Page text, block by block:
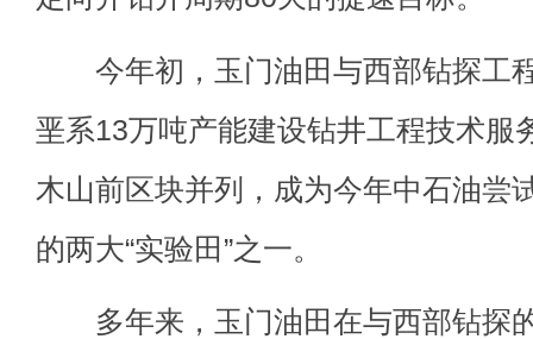
今年初，玉门油田与西部钻探工
垩系13万吨产能建设钻井工程技术服
木山前区块并列，成为今年中石油尝
的两大“实验田”之一。
多年来，玉门油田在与西部钻探